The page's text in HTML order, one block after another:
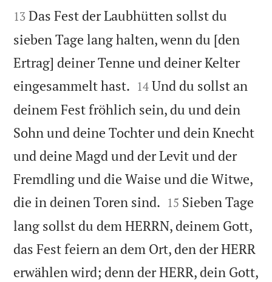


13 Das Fest der Laubhütten sollst du
sieben Tage lang halten, wenn du [den
Ertrag] deiner Tenne und deiner Kelter
eingesammelt hast. 

14 Und du sollst an
deinem Fest fröhlich sein, du und dein
Sohn und deine Tochter und dein Knecht
und deine Magd und der Levit und der
Fremdling und die Waise und die Witwe,
die in deinen Toren sind. 

15 Sieben Tage
lang sollst du dem HERRN, deinem Gott,
das Fest feiern an dem Ort, den der HERR
erwählen wird; denn der HERR, dein Gott,